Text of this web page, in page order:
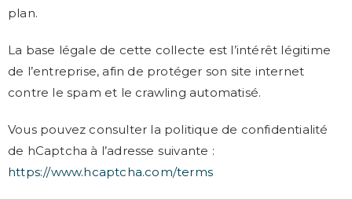
plan.
La base légale de cette collecte est l’intérêt légitime
de l’entreprise, afin de protéger son site internet
contre le spam et le crawling automatisé.
Vous pouvez consulter la politique de confidentialité
de hCaptcha à l’adresse suivante :
https://www.hcaptcha.com/terms